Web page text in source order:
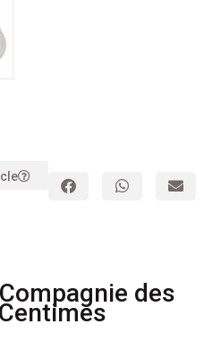
des